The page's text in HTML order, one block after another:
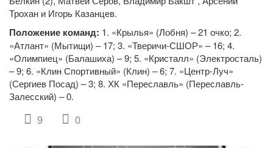
Трохан и Игорь Казанцев.
Положение команд: 1. «Крылья» (Лобня) – 21 очко; 2.
«Атлант» (Мытищи) – 17; 3. «Тверичи-СШОР» – 16; 4.
«Олимпиец» (Балашиха) – 9; 5. «Кристалл» (Электросталь)
– 9; 6. «Клин Спортивный» (Клин) – 6; 7. «Центр-Луч»
(Сергиев Посад) – 3; 8. ХК «Переславль» (Переславль-
Залесский) – 0.
9 0